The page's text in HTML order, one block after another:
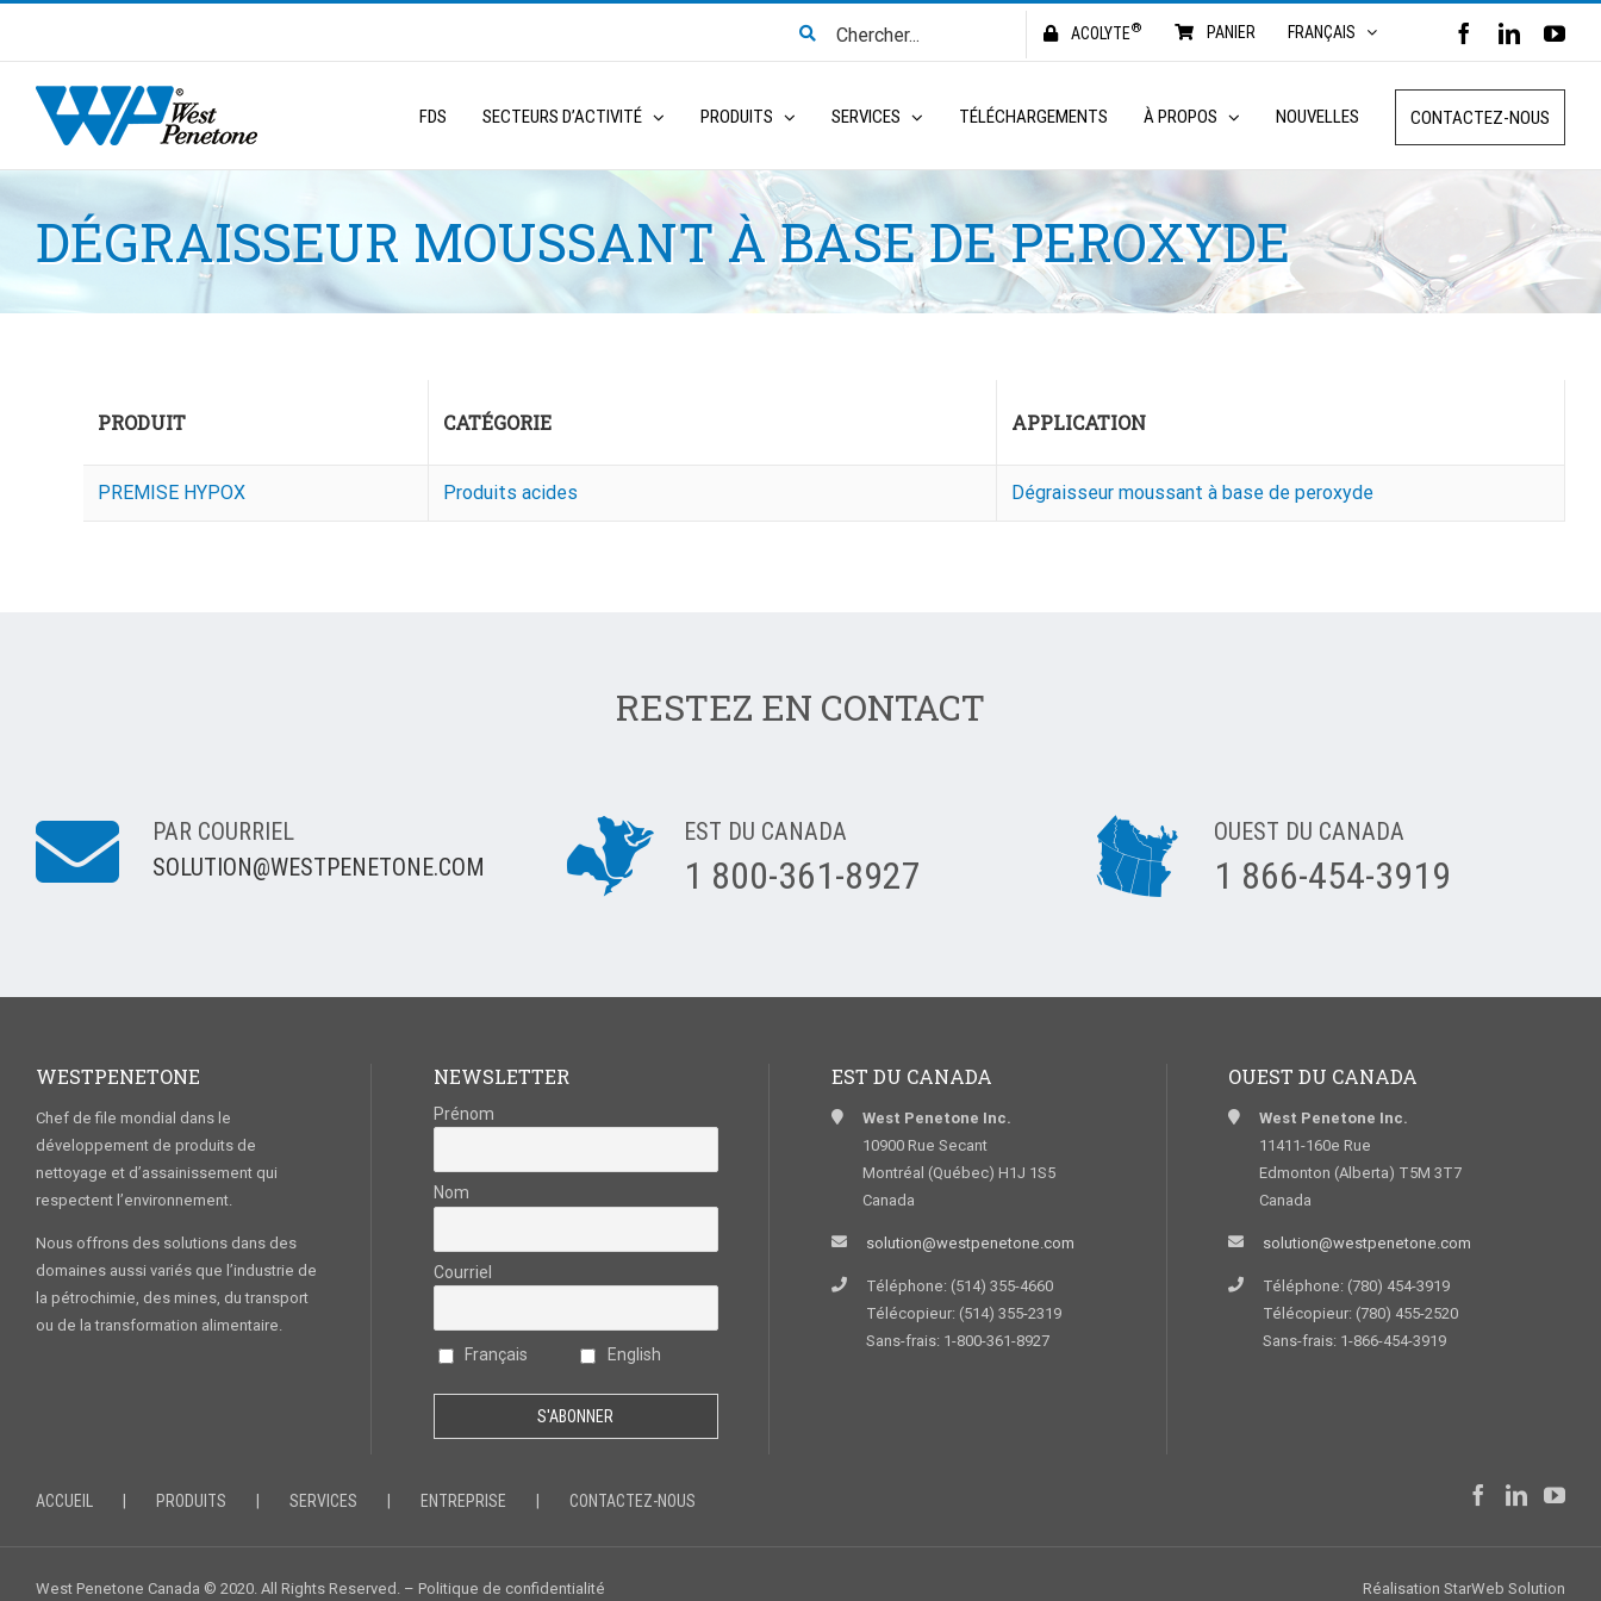
content
for:
ACOLYTE® PANIER FRANÇAIS FACEBOOK
Search
FDS SECTEURS D’ACTIVITÉ PRODUITS SERVICES TÉLÉCHARGEMENTS À PROPOS NOUVELLES CONTACTEZ-NOUS
DÉGRAISSEUR MOUSSANT À BASE DE PEROXYDE
PRODUIT CATÉGORIE APPLICATION
PREMISE HYPOX Produits acides Dégraisseur moussant à base de peroxyde
RESTEZ EN CONTACT
PAR COURRIEL
SOLUTION@WESTPENETONE.COM
EST DU CANADA
1 800-361-8927
OUEST DU CANADA
1 866-454-3919
WESTPENETONE
Chef de file mondial dans le
développement de produits de
nettoyage et d’assainissement qui
respectent l’environnement.
Nous offrons des solutions dans des
domaines aussi variés que l’industrie de
la pétrochimie, des mines, du transport
ou de la transformation alimentaire.
NEWSLETTER
Prénom
Nom
Courriel
Français English
EST DU CANADA
West Penetone Inc.
10900 Rue Secant
Montréal (Québec) H1J 1S5
Canada
solution@westpenetone.com
Téléphone: (514) 355-4660
Télécopieur: (514) 355-2319
Sans-frais: 1-800-361-8927
OUEST DU CANADA
West Penetone Inc.
11411-160e Rue
Edmonton (Alberta) T5M 3T7
Canada
solution@westpenetone.com
Téléphone: (780) 454-3919
Télécopieur: (780) 455-2520
Sans-frais: 1-866-454-3919
ACCUEIL PRODUITS SERVICES ENTREPRISE CONTACTEZ-NOUS
West Penetone Canada © 2020. All Rights Reserved. – Politique de confidentialité Réalisation StarWeb Solution